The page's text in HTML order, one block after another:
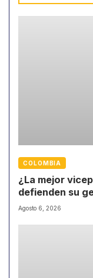
COLOMBIA
¿La mejor
defienden su
Agosto 6, 2026